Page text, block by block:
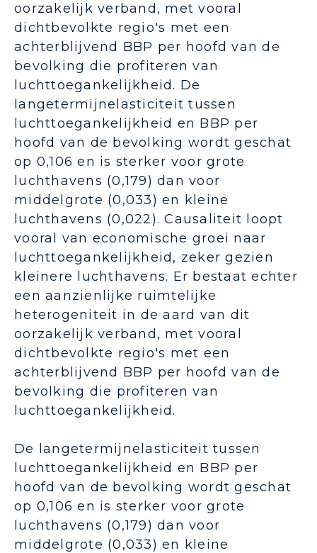
oorzakelijk verband, met vooral
dichtbevolkte regio's met een
achterblijvend BBP per hoofd van de
bevolking die profiteren van
luchttoegankelijkheid. De
langetermijnelasticiteit tussen
luchttoegankelijkheid en BBP per
hoofd van de bevolking wordt geschat
op 0,106 en is sterker voor grote
luchthavens (0,179) dan voor
middelgrote (0,033) en kleine
luchthavens (0,022).Causaliteit loopt
vooral van economische groei naar
luchttoegankelijkheid, zeker gezien
kleinere luchthavens. Er bestaat echter
een aanzienlijke ruimtelijke
heterogeniteit in de aard van dit
oorzakelijk verband, met vooral
dichtbevolkte regio's met een
achterblijvend BBP per hoofd van de
bevolking die profiteren van
luchttoegankelijkheid.
De langetermijnelasticiteit tussen
luchttoegankelijkheid en BBP per
hoofd van de bevolking wordt geschat
op 0,106 en is sterker voor grote
luchthavens (0,179) dan voor
middelgrote (0,033) en kleine